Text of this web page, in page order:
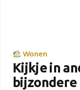
Wonen
Kijkje in
bijzondere